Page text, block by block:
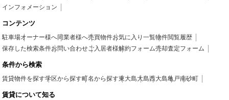
インフォメーション
コンテンツ
駐車場オーナー様へ同業者様へ売買物件お気に入り一覧物件閲覧履歴
保存した検索条件お問い合わせご入居者様解約フォーム売却査定フォーム
条件から検索
賃貸物件を探す学区から探す町名から探す東大島大島西大島亀戸南砂町
賃貸について知る